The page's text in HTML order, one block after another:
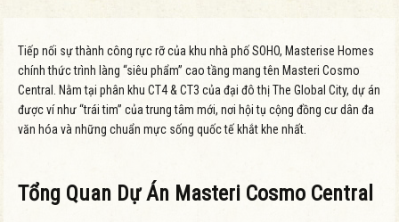
Tiếp nối sự thành công rực rỡ của khu nhà phố SOHO, Masterise Homes
chính thức trình làng “siêu phẩm” cao tầng mang tên Masteri Cosmo
Central. Nằm tại phân khu CT4 & CT3 của đại đô thị The Global City, dự án
được ví như “trái tim” của trung tâm mới, nơi hội tụ cộng đồng cư dân đa
văn hóa và những chuẩn mực sống quốc tế khắt khe nhất.
Tổng Quan Dự Án Masteri Cosmo Central